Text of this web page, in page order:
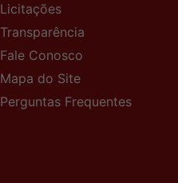
Licitações
Transparência
Fale Conosco
Mapa do Site
Perguntas Frequentes